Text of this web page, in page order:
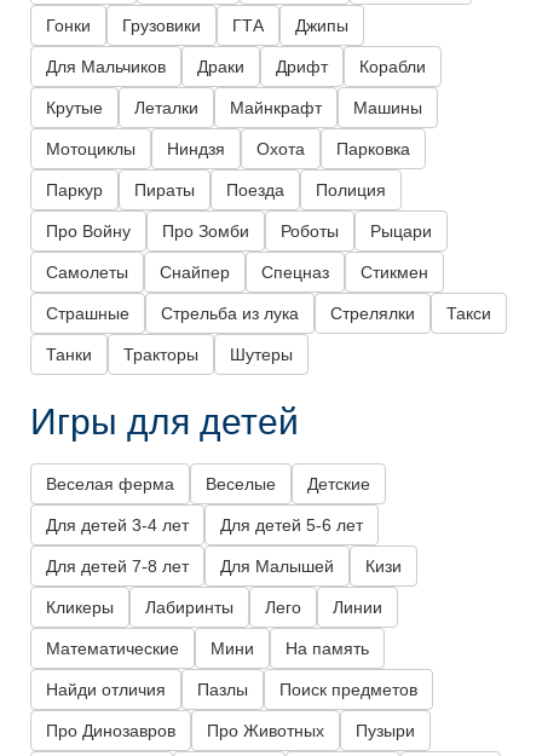
Гонки Грузовики ГТА Джипы
Для Мальчиков Драки Дрифт Корабли
Крутые Леталки Майнкрафт Машины
Мотоциклы Ниндзя Охота Парковка
Паркур Пираты Поезда Полиция
Про Войну Про Зомби Роботы Рыцари
Самолеты Снайпер Спецназ Стикмен
Страшные Стрельба из лука Стрелялки Такси
Танки Тракторы Шутеры
Игры для детей
Веселая ферма Веселые Детские
Для детей 3-4 лет Для детей 5-6 лет
Для детей 7-8 лет Для Малышей Кизи
Кликеры Лабиринты Лего Линии
Математические Мини На память
Найди отличия Пазлы Поиск предметов
Про Динозавров Про Животных Пузыри